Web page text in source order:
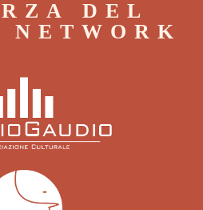
DEL
NETWORK